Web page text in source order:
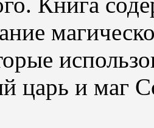
царь и маг